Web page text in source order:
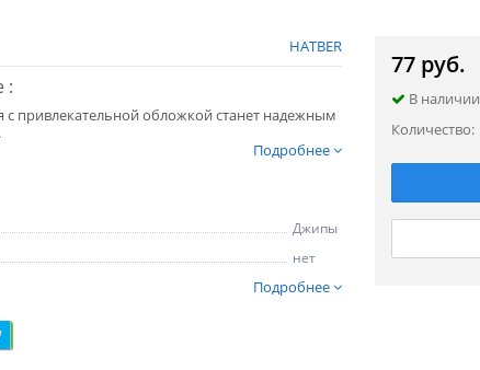
HATBER
:
с привлекательной обложкой станет надежным
Подробнее
Джипы
нет
Подробнее
77 руб.
В наличии
Количество: